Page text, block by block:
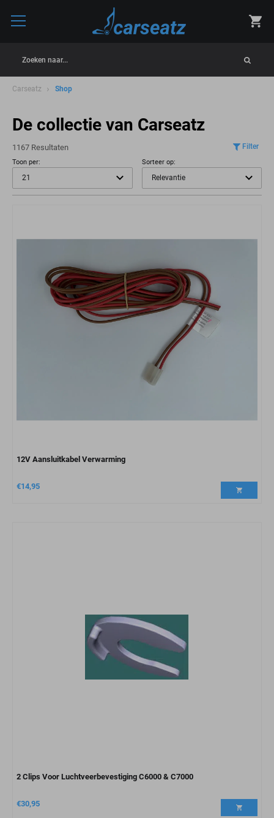
Zoeken naar...
Carseatz Shop
De collectie van Carseatz
1167 Resultaten Filter
Toon per: Sorteer op:
12V Aansluitkabel Verwarming
€14,95
2 Clips Voor Luchtveerbevestiging C6000 & C7000
€30,95